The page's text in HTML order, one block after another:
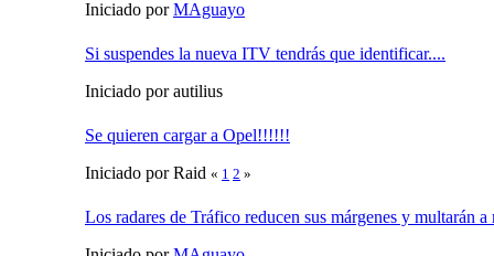
Iniciado porMAguayo
Si suspendes la nueva ITV tendrás que identificar....
Iniciado por autilius
Se quieren cargar a Opel!!!!!!
Iniciado por Raid « 1 2 »
Los radares de Tráfico reducen sus márgenes y multarán